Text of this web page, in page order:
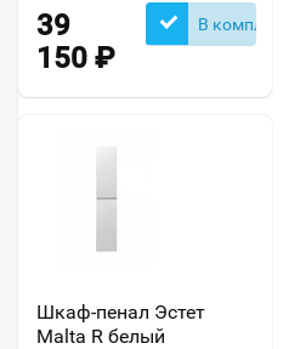
39
150 ₽
В комплекте
Шкаф-пенал Эстет
Malta R белый